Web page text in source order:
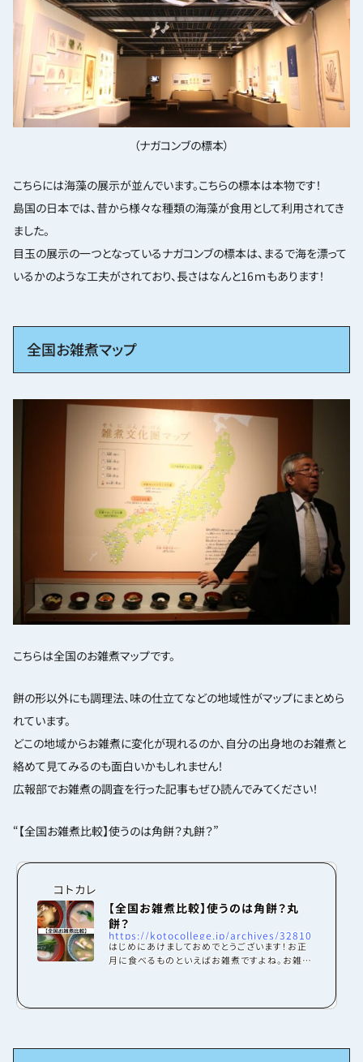
（ナガコンブの標本）
こちらには海藻の展示が並んでいます。こちらの標本は本物です！
島国の日本では、昔から様々な種類の海藻が食用として利用されてき
ました。
目玉の展示の一つとなっているナガコンブの標本は、まるで海を漂って
いるかのような工夫がされており、長さはなんと16ｍもあります！
全国お雑煮マップ
こちらは全国のお雑煮マップです。
餅の形以外にも調理法、味の仕立てなどの地域性がマップにまとめら
れています。
どこの地域からお雑煮に変化が現れるのか、自分の出身地のお雑煮と
絡めて見てみるのも面白いかもしれません！
広報部でお雑煮の調査を行った記事もぜひ読んでみてください！
“【全国お雑煮比較】使うのは角餅？丸餅？”
コトカレ
【全国お雑煮比較】使うのは角餅？丸
餅？
https://kotocollege.jp/archives/32810
はじめにあけましておめでとうございます！お正
月に食べるものといえばお雑煮ですよね。お雑煮